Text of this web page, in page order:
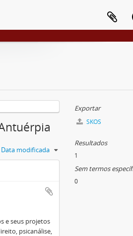
Data modificada
e seus projetos
psicanálise,
Exportar
SKOS
Resultados
1
Sem termos
0